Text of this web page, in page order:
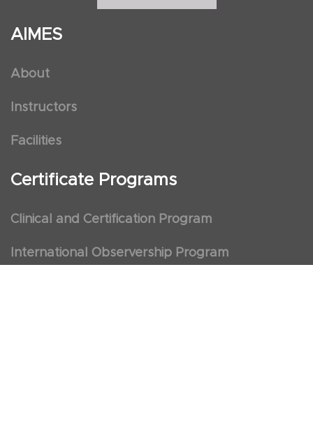
AIMES
About
Instructors
Facilities
Certificate Programs
Clinical and Certification Program
International Observership Program